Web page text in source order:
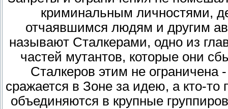
криминальным личностями,
отчаявшимся людям и другим
называют Сталкерами, одно из
частей мутантов, которые они
Сталкеров этим не ограничена
сражается в Зоне за идею, а кто-
объединяются в крупные